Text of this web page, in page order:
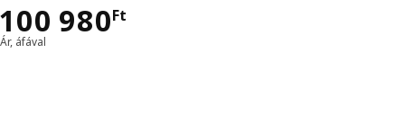
100 980Ft
Ár 100980Ft
Ár, áfával